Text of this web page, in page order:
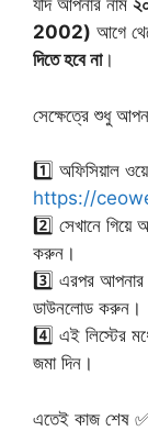
যদি আপনার নাম
2002) আগে
দিতে হবে না।
সেক্ষেত্রে শুধু
1️⃣ অফিসিয়াল
https://
2️⃣ সেখানে গিয়ে
করুন।
3️⃣ এরপর আপনার
ডাউনলোড করুন।
4️⃣ এই লিস্টের
জমা দিন।
এতেই কাজ শেষ